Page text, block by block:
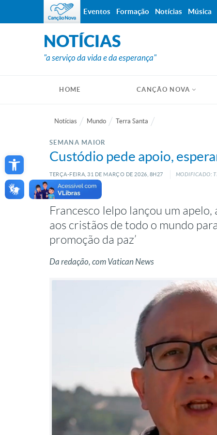
Open toolbar
NOTÍCIAS
"a serviço da vida e da esperança"
HOME CANÇÃO NOVA
Notícias Mundo Terra Santa
SEMANA MAIOR
Custódio pede apoio,
TERÇA-FEIRA, 31 DE MARÇO DE 2026, 8H27 MODIFICADO:
Francesco Ielpo lançou um
aos cristãos de todo o mundo
promoção da paz’
Da redação, com Vatican News
Eventos Formação Notícias Música